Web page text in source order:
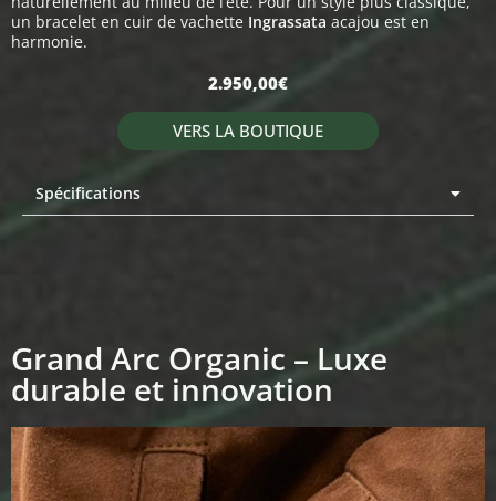
un bracelet en cuir de vachette Ingrassata acajou est en
harmonie.
2.950,00€
VERS LA BOUTIQUE
Spécifications
Grand Arc Organic – Luxe
durable et innovation